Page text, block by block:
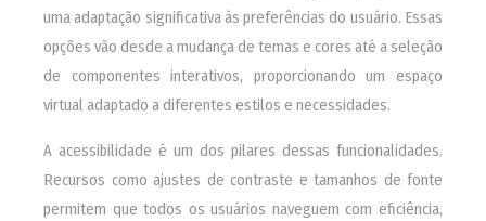
uma adaptação significativa às preferências do usuário. Essas
opções vão desde a mudança de temas e cores até a seleção
de componentes interativos, proporcionando um espaço
virtual adaptado a diferentes estilos e necessidades.
A acessibilidade é um dos pilares dessas funcionalidades.
Recursos como ajustes de contraste e tamanhos de fonte
permitem que todos os usuários naveguem com eficiência,